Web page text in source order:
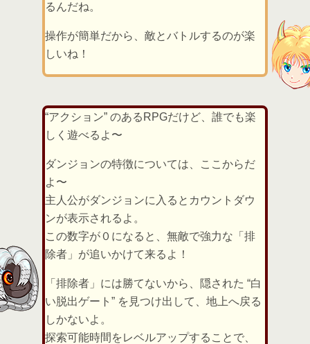
るんだね。
操作が簡単だから、敵とバトルするのが楽
しいね！
“アクション” のあるRPGだけど、誰でも楽
しく遊べるよ〜
ダンジョンの特徴については、ここからだ
よ〜
主人公がダンジョンに入るとカウントダウ
ンが表示されるよ。
この数字が０になると、無敵で強力な「排
除者」が追いかけて来るよ！
「排除者」には勝てないから、隠された “白
い脱出ゲート” を見つけ出して、地上へ戻る
しかないよ。
探索可能時間をレベルアップすることで、